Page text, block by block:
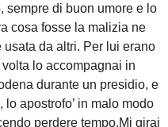
sempre di buon umore e lo
cosa fosse la malizia ne
da altri. Per lui erano
lo accompagnai in
durante un presidio, e
apostrofo’ in malo modo
perdere tempo.Mi girai